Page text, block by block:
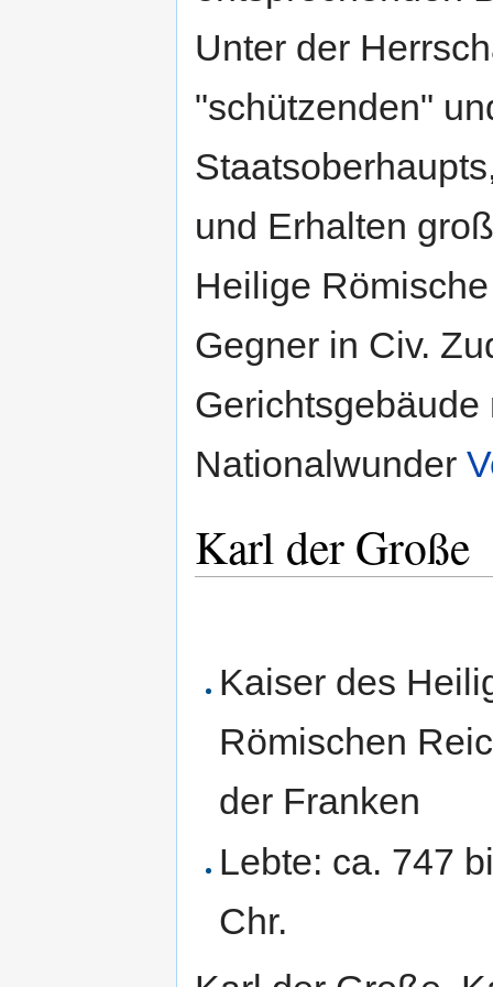
Unter der
"schützenden"
und Erhalten
Heilige
Gegner in Civ.
Nationalwunder
Karl der Große
Kaiser des
Römischen
der Franken
Lebte: ca. 747
Chr.